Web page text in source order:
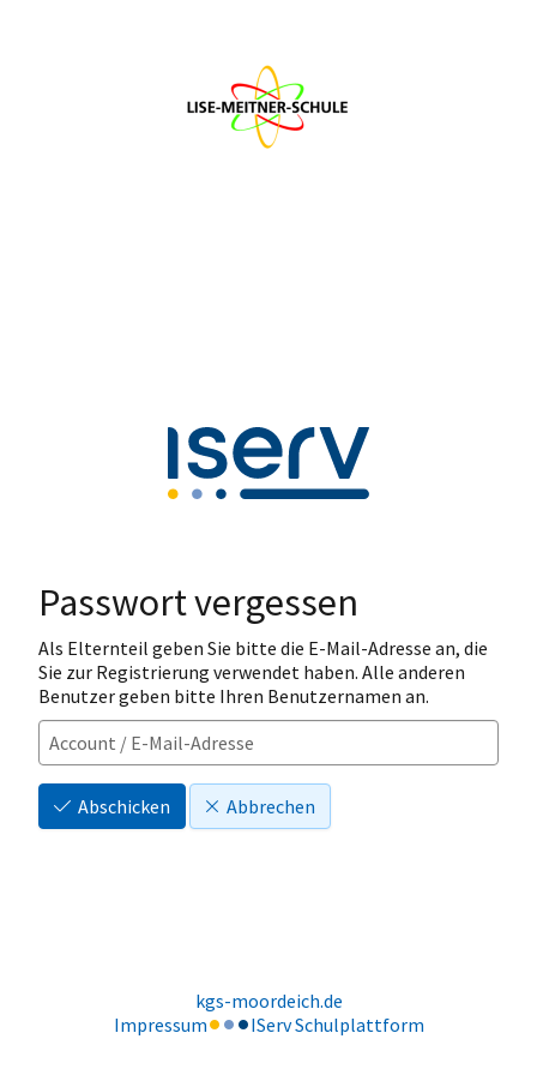
Passwort vergessen
Als Elternteil geben Sie bitte die E-Mail-Adresse an, die
Sie zur Registrierung verwendet haben. Alle anderen
Benutzer geben bitte Ihren Benutzernamen an.
Abschicken Abbrechen
kgs-moordeich.de
Impressum
IServ Schulplattform